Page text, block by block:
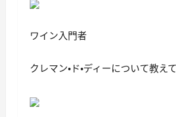
ワイン入門者
クレマン・ド・ディーについて教え